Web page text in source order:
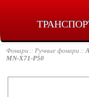
Фонари Ручные фонари
MN-X71-P50